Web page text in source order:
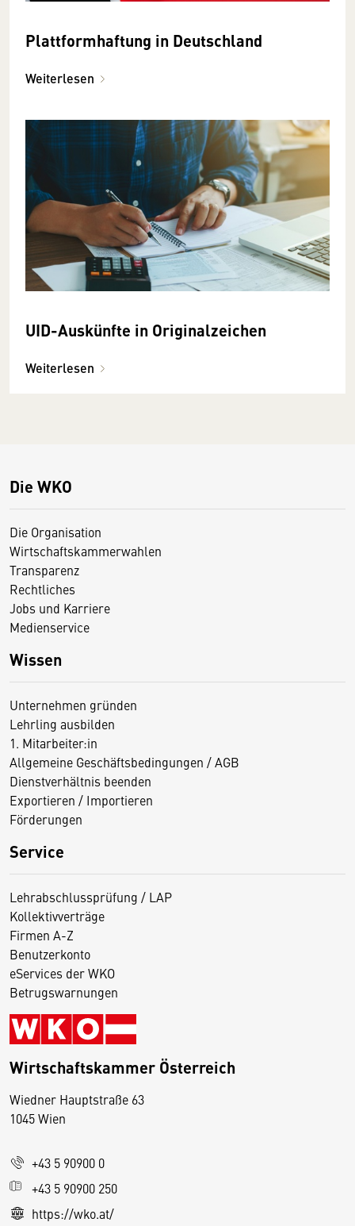
Plattformhaftung in Deutschland
Weiterlesen
UID-Auskünfte in Originalzeichen
Weiterlesen
Die WKO
Die Organisation
Wirtschaftskammerwahlen
Transparenz
Rechtliches
Jobs und Karriere
Medienservice
Wissen
Unternehmen gründen
Lehrling ausbilden
1. Mitarbeiter:in
Allgemeine Geschäftsbedingungen / AGB
Dienstverhältnis beenden
Exportieren / Importieren
Förderungen
Service
Lehrabschlussprüfung / LAP
Kollektivverträge
Firmen A-Z
Benutzerkonto
eServices der WKO
Betrugswarnungen
Wirtschaftskammer Österreich
Wiedner Hauptstraße 63
1045 Wien
+43 5 90900 0
+43 5 90900 250
https://wko.at/
D
s
e
S